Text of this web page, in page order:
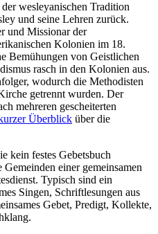
wesleyanischen Tradition
und seine Lehren zurück.
und Missionar der
Kolonien im 18.
Bemühungen von Geistlichen
rasch in den Kolonien aus.
wodurch die Methodisten
getrennt wurden. Der
mehreren gescheiterten
Überblick über die
kein festes Gebetsbuch
einer gemeinsamen
Typisch sind ein
Singen, Schriftlesungen aus
Gebet, Predigt, Kollekte,